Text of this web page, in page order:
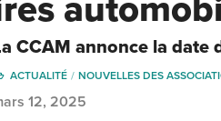
CCAM annonce la
ACTUALITÉ NOUVELLES DES
12, 2025